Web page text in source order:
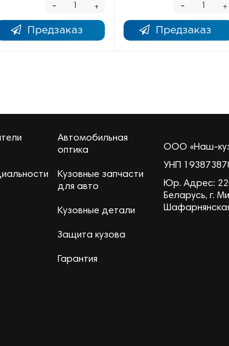
+
-
Предзаказ
+
-
Предзаказ
Автомобильная
оптика
Кузовные запчасти
для авто
Кузовные детали
Защита кузова
Гарантия
ООО «Наш-
УНП
Юр. Адрес:
Беларусь, г.